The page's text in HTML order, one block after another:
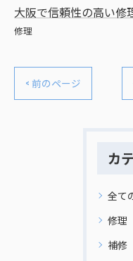
大阪で信頼性の高い修
修理
< 前のページ
カ
全て
修理
補修